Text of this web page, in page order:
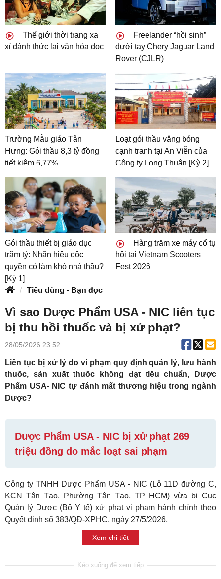
Thế giới thời trang xa
xỉ đánh thức lại văn hóa đọc
Freelander “hồi sinh”
dưới tay Chery Jaguar Land
Rover (CJLR)
Trường Mẫu giáo Tân
Hưng: Gói thầu 8,3 tỷ đồng
tiết kiệm 6,77%
Loạt gói thầu vắng bóng
cạnh tranh tại An Viễn của
Công ty Long Thuận [Kỳ 2]
Gói thầu thiết bị giáo dục
trăm tỷ: Nhãn hiệu độc
quyền có làm khó nhà thầu?
[Kỳ 1]
Hàng trăm xe máy cổ tụ
hội tại Vietnam Scooters
Fest 2026
Tiêu dùng - Bạn đọc
Vì sao Dược Phẩm USA - NIC liên tục
bị thu hồi thuốc và bị xử phạt?
28/05/2026 23:52
Liên tục bị xử lý do vi phạm quy định quản lý, lưu hành
thuốc, sản xuất thuốc không đạt tiêu chuẩn, Dược
Phẩm USA- NIC tự đánh mất thương hiệu trong ngành
Dược?
Dược Phẩm USA - NIC bị xử phạt 269
triệu đồng do mắc loạt sai phạm
Công ty TNHH Dược Phẩm USA - NIC (Lô 11D đường C,
KCN Tân Tạo, Phường Tân Tạo, TP HCM) vừa bị Cục
Quản lý Dược (Bộ Y tế) xử phạt vi phạm hành chính theo
Quyết định số 383/QĐ-XPHC, ngày 27/5/2026,
Xem chi tiết